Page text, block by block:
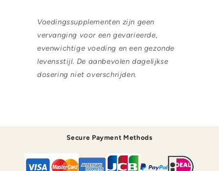
Voedingssupplementen zijn geen
vervanging voor een gevarieerde,
evenwichtige voeding en een gezonde
levensstijl. De aanbevolen dagelijkse
dosering niet overschrijden.
Secure Payment Methods